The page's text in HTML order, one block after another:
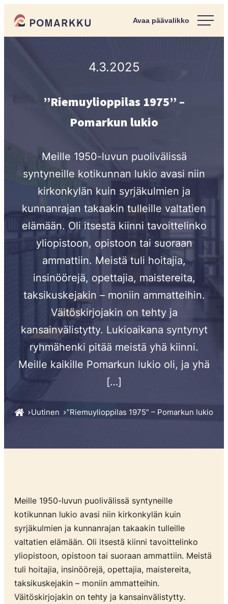
Siirry
suoraan
Pomarkun kunta
4.3.2025
”Riemuylioppilas 1975” –
Pomarkun lukio
Meille 1950-luvun puolivälissä
syntyneille kotikunnan lukio avasi niin
kirkonkylän kuin syrjäkulmien ja
kunnanrajan takaakin tulleille valtatien
elämään. Oli itsestä kiinni tavoittelinko
yliopistoon, opistoon tai suoraan
ammattiin. Meistä tuli hoitajia,
insinöörejä, opettajia, maistereita,
taksikuskejakin – moniin ammatteihin.
Väitöskirjojakin on tehty ja
kansainvälistytty. Lukioaikana syntynyt
ryhmähenki pitää meistä yhä kiinni.
Meille kaikille Pomarkun lukio oli, ja yhä
[…]
Uutinen ”Riemuylioppilas 1975” – Pomarkun lukio
Meille 1950-luvun puolivälissä syntyneille
kotikunnan lukio avasi niin kirkonkylän kuin
syrjäkulmien ja kunnanrajan takaakin tulleille
valtatien elämään. Oli itsestä kiinni tavoittelinko
yliopistoon, opistoon tai suoraan ammattiin. Meistä
tuli hoitajia, insinöörejä, opettajia, maistereita,
taksikuskejakin – moniin ammatteihin.
Väitöskirjojakin on tehty ja kansainvälistytty.